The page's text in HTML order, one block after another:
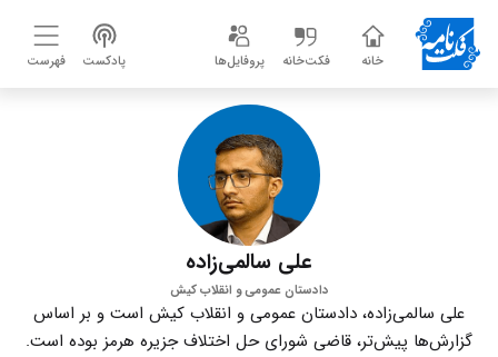
خانه فکت‌خانه پروفایل‌ها پادکست فهرست
علی سالمی‌زاده
دادستان عمومی و انقلاب کیش
علی سالمی‌زاده، دادستان عمومی و انقلاب کیش است و بر اساس
گزارش‌ها پیش‌تر، قاضی شورای حل اختلاف جزیره هرمز بوده است.